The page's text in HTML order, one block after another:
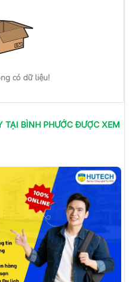
có dữ liệu!
TẠI BÌNH PHƯỚC ĐƯỢC XEM